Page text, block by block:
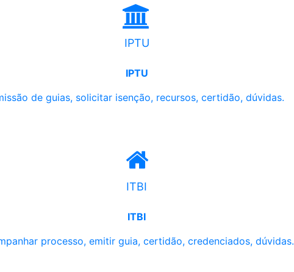
IPTU
IPTU
de guias, solicitar isenção, recursos, certidão, dúvidas.
ITBI
ITBI
processo, emitir guia, certidão, credenciados, dúvidas.